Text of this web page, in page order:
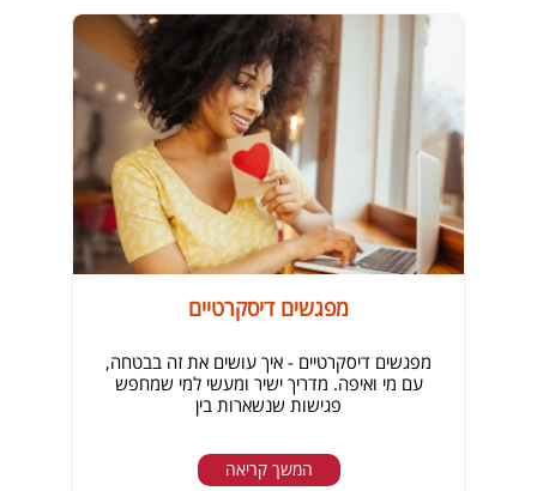
מפגשים דיסקרטיים
מפגשים דיסקרטיים - איך עושים את זה בבטחה,
עם מי ואיפה. מדריך ישיר ומעשי למי שמחפש
פגישות שנשארות בין
המשך קריאה